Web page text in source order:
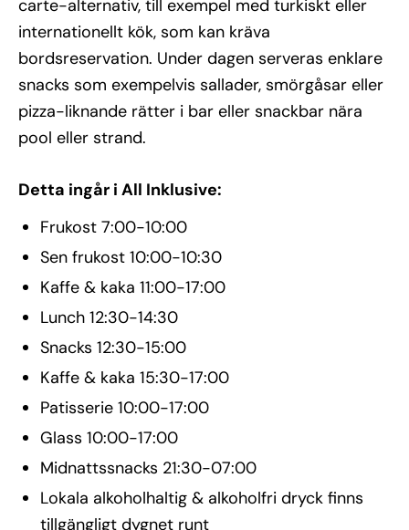
carte-alternativ, till exempel med turkiskt eller
internationellt kök, som kan kräva
bordsreservation. Under dagen serveras enklare
snacks som exempelvis sallader, smörgåsar eller
pizza-liknande rätter i bar eller snackbar nära
pool eller strand.
Detta ingår i All Inklusive:
Frukost 7:00-10:00
Sen frukost 10:00-10:30
Kaffe & kaka 11:00-17:00
Lunch 12:30-14:30
Snacks 12:30-15:00
Kaffe & kaka 15:30-17:00
Patisserie 10:00-17:00
Glass 10:00-17:00
Midnattssnacks 21:30-07:00
Lokala alkoholhaltig & alkoholfri dryck finns
tillgängligt dygnet runt